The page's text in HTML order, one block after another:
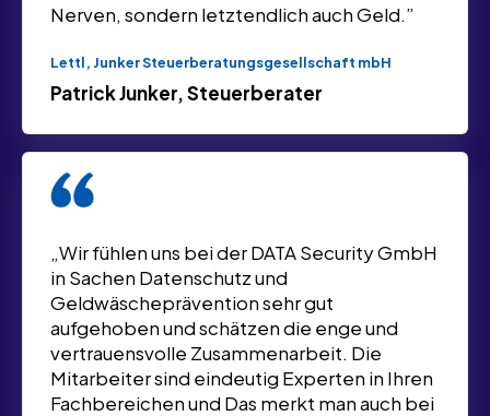
Nerven, sondern letztendlich auch Geld.”
Lettl, Junker Steuerberatungsgesellschaft mbH
Patrick Junker, Steuerberater
„Wir fühlen uns bei der DATA Security GmbH
in Sachen Datenschutz und
Geldwäscheprävention sehr gut
aufgehoben und schätzen die enge und
vertrauensvolle Zusammenarbeit. Die
Mitarbeiter sind eindeutig Experten in Ihren
Fachbereichen und Das merkt man auch bei